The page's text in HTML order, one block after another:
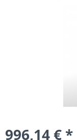
996,14 € *